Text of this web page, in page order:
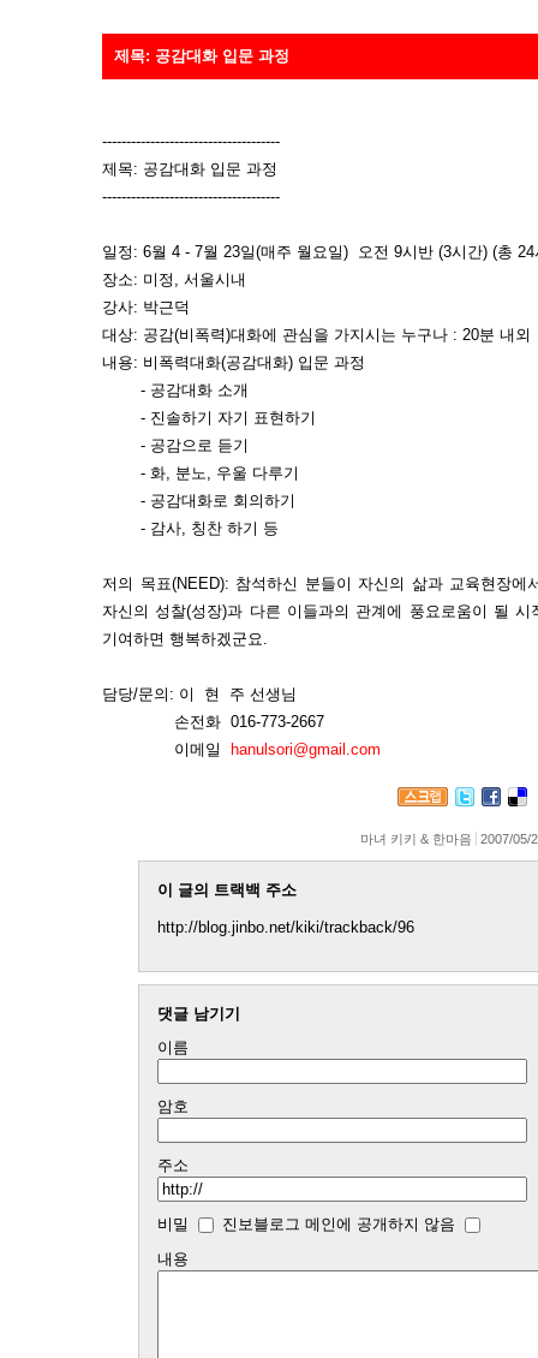
제목: 공감대화 입문 과정
-------------------------------------
제목: 공감대화 입문 과정
-------------------------------------
일정: 6월 4 - 7월 23일(매주 월요일) 오전 9시반 (3시간) (총 24
장소: 미정, 서울시내
강사: 박근덕
대상: 공감(비폭력)대화에 관심을 가지시는 누구나 : 20분 내외
내용: 비폭력대화(공감대화) 입문 과정
- 공감대화 소개
- 진솔하기 자기 표현하기
- 공감으로 듣기
- 화, 분노, 우울 다루기
- 공감대화로 회의하기
- 감사, 칭찬 하기 등
저의 목표(NEED): 참석하신 분들이 자신의 삶과 교육현장에
자신의 성찰(성장)과 다른 이들과의 관계에 풍요로움이 될
기여하면 행복하겠군요.
담당/문의: 이 현 주 선생님
손전화 016-773-2667
이메일
hanulsori@gmail.com
마녀 키키 & 한마음 2007/05/
이 글의 트랙백 주소
http://blog.jinbo.net/kiki/trackback/96
댓글 남기기
이름
암호
주소
비밀
진보블로그 메인에 공개하지 않음
내용